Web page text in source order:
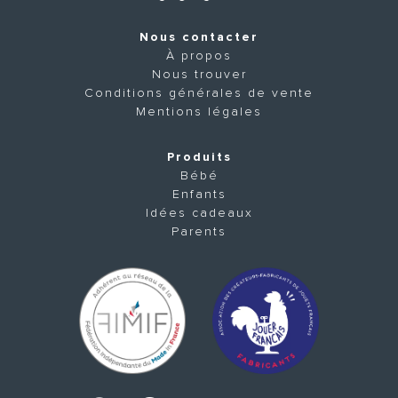
Nous contacter
À propos
Nous trouver
Conditions générales de vente
Mentions légales
Produits
Bébé
Enfants
Idées cadeaux
Parents